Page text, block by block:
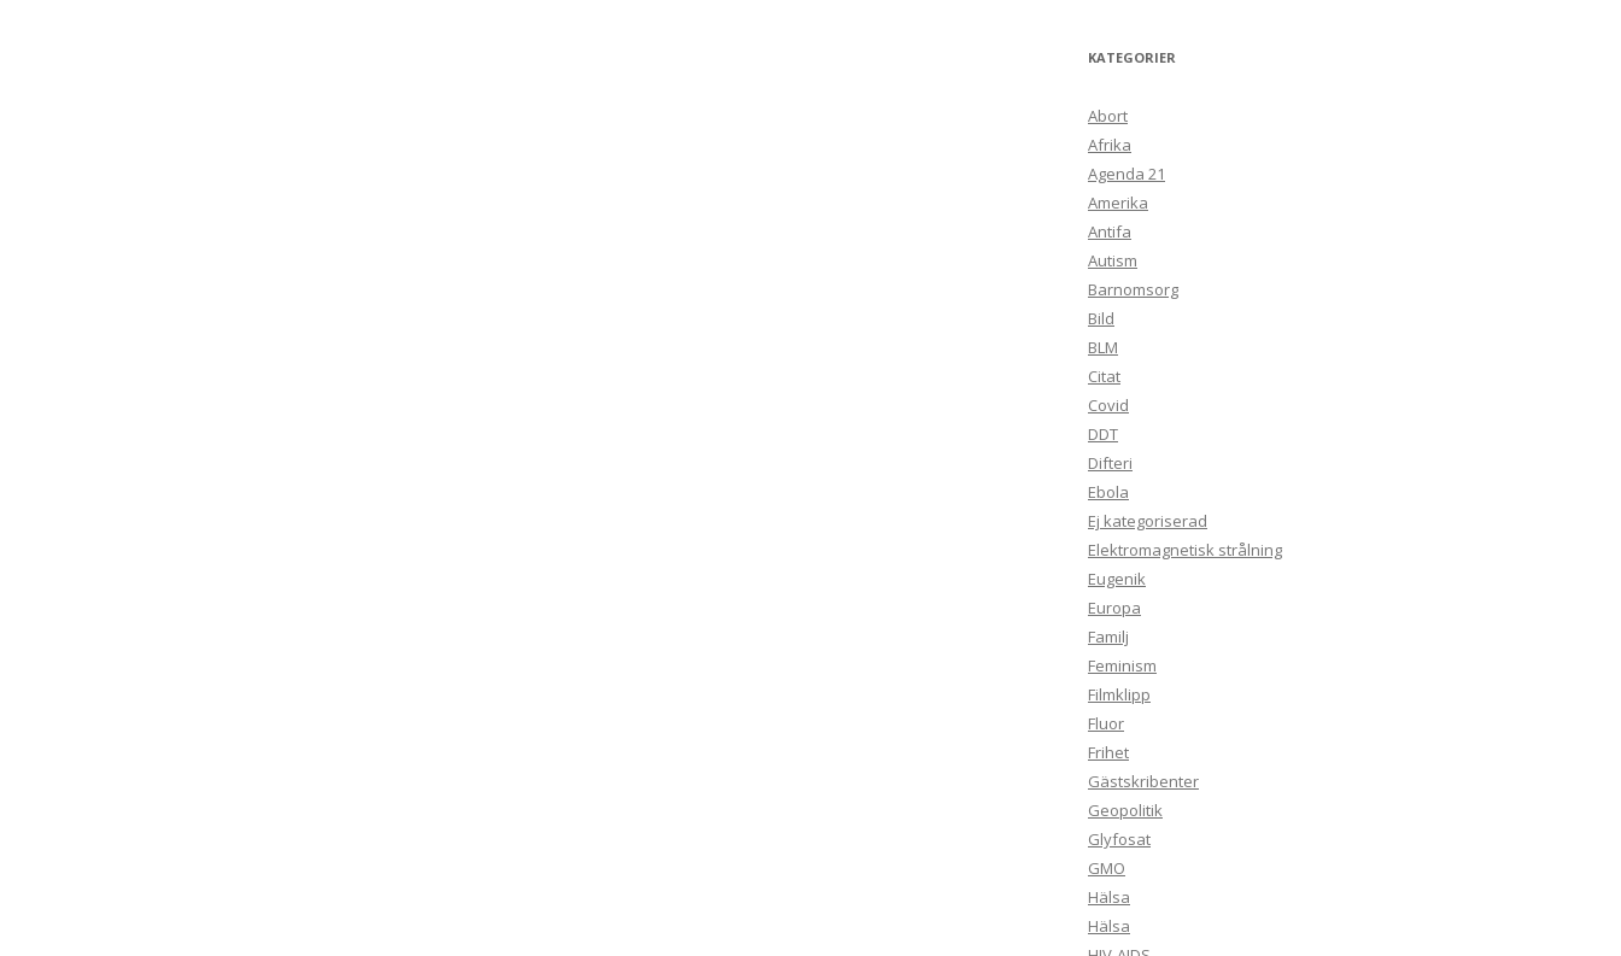
KATEGORIER
Abort
Afrika
Agenda 21
Amerika
Antifa
Autism
Barnomsorg
Bild
BLM
Citat
Covid
DDT
Difteri
Ebola
Ej kategoriserad
Elektromagnetisk strålning
Eugenik
Europa
Familj
Feminism
Filmklipp
Fluor
Frihet
Gästskribenter
Geopolitik
Glyfosat
GMO
Hälsa
Hälsa